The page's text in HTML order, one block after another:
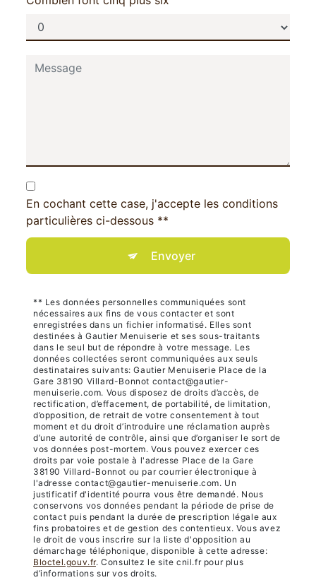
En cochant cette case, j'accepte les conditions
particulières ci-dessous **
Envoyer
** Les données personnelles communiquées sont
nécessaires aux fins de vous contacter et sont
enregistrées dans un fichier informatisé. Elles sont
destinées à Gautier Menuiserie et ses sous-traitants
dans le seul but de répondre à votre message. Les
données collectées seront communiquées aux seuls
destinataires suivants: Gautier Menuiserie Place de la
Gare 38190 Villard-Bonnot contact@gautier-
menuiserie.com. Vous disposez de droits d’accès, de
rectification, d’effacement, de portabilité, de limitation,
d’opposition, de retrait de votre consentement à tout
moment et du droit d’introduire une réclamation auprès
d’une autorité de contrôle, ainsi que d’organiser le sort de
vos données post-mortem. Vous pouvez exercer ces
droits par voie postale à l'adresse Place de la Gare
38190 Villard-Bonnot ou par courrier électronique à
l'adresse contact@gautier-menuiserie.com. Un
justificatif d'identité pourra vous être demandé. Nous
conservons vos données pendant la période de prise de
contact puis pendant la durée de prescription légale aux
fins probatoires et de gestion des contentieux. Vous avez
le droit de vous inscrire sur la liste d'opposition au
démarchage téléphonique, disponible à cette adresse:
Bloctel.gouv.fr. Consultez le site cnil.fr pour plus
d’informations sur vos droits.